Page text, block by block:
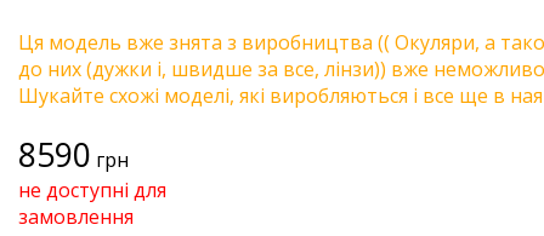
Ця модель вже знята з виробництва (( Окуляри, а
до них (дужки і, швидше за все, лінзи)) вже неможливо
Шукайте схожі моделі, які виробляються і все ще в
8590 грн
не доступні для
замовлення